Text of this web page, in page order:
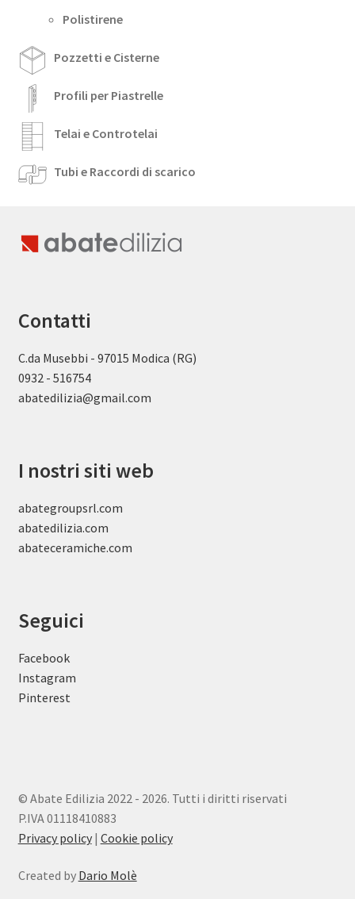
Polistirene
Pozzetti e Cisterne
Profili per Piastrelle
Telai e Controtelai
Tubi e Raccordi di scarico
Contatti
C.da Musebbi - 97015 Modica (RG)
0932 - 516754
abatedilizia@gmail.com
I nostri siti web
abategroupsrl.com
abatedilizia.com
abateceramiche.com
Seguici
Facebook
Instagram
Pinterest
© Abate Edilizia 2022 - 2026. Tutti i diritti riservati
P.IVA 01118410883
Privacy policy| Cookie policy
Created by Dario Molè